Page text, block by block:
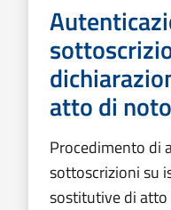
atto di
Procedimento di
sottoscrizioni su
sostitutive di